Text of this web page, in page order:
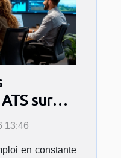
sur
13:46
en constante